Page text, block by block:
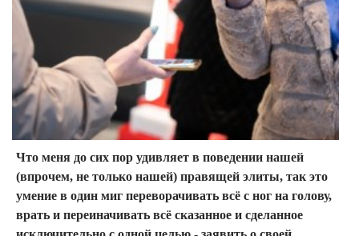
Что меня до сих пор удивляет в поведении нашей
(впрочем, не только нашей) правящей элиты, так это
умение в один миг переворачивать всё с ног на голову,
врать и переиначивать всё сказанное и сделанное